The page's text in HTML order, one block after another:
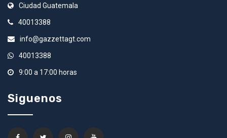
Ciudad Guatemala
40013388
info@gazzettagt.com
40013388
9:00 a 17:00 horas
Siguenos